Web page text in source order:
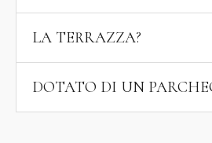
LA TERRAZZA?
DOTATO DI UN